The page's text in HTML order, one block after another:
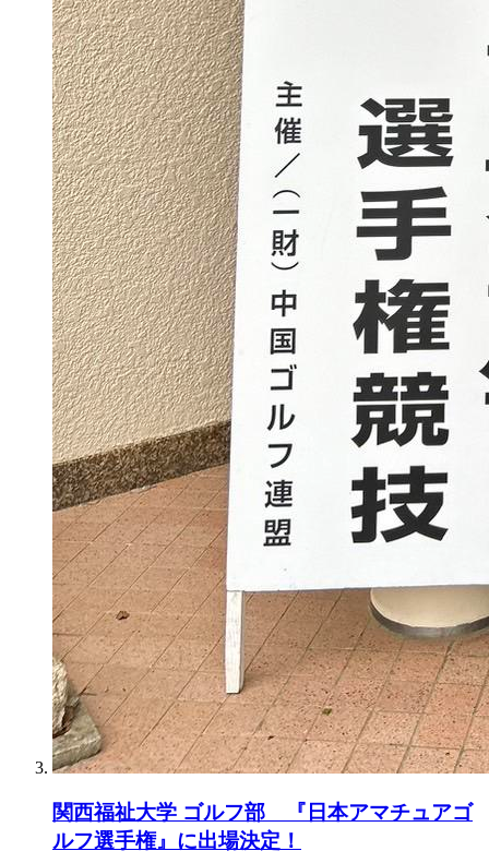
関西福祉大学 ゴルフ部 『日本アマチュアゴ
ルフ選手権』に出場決定！